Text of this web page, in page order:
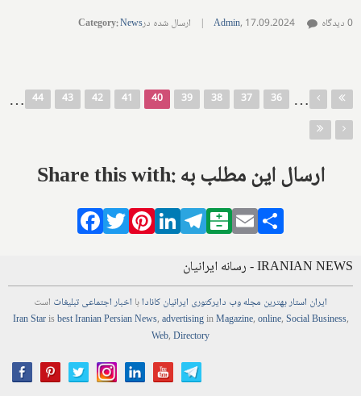
Admin, 17.09.2024
| ارسال شده در Category:News 0 دیدگاه
صفحه‌ها
…
36
37
38
39
40
41
42
43
44
…
Share this with: ارسال این مطلب به
Facebook
TwitterPinterestLinkedIn
Telegram
Balatarin
Email
IRANIAN NEWS - رسانه ایرانیان
ایران استاربهترین مجلهوب دایرکتوری ایرانیان کانادابا اخباراجتماعیتبلیغات است
Iran Starisbest Iranian PersianNews,advertisinginMagazine,online,Social Business,
Web,Directory